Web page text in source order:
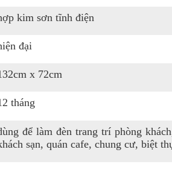
kim sơn tĩnh điện
đại
x 72cm
tháng
để làm đèn trang trí phòng
sạn, quán cafe, chung cư, biệt